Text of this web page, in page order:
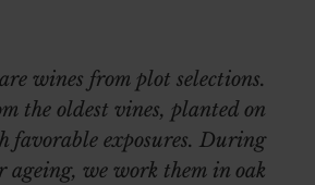
wines from plot selections.
the oldest vines, planted on
favorable exposures. During
we work them in oak